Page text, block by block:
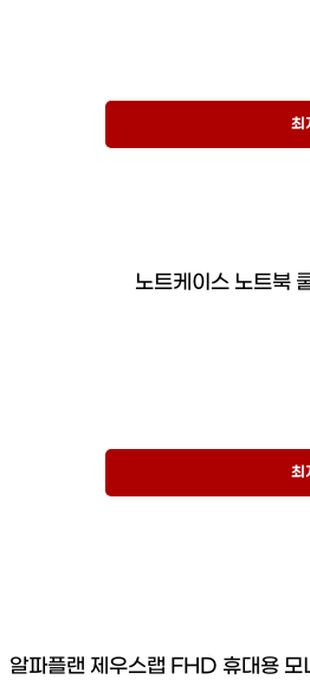
최
노트케이스 노트북
최
알파플랜 제우스랩 FHD 휴대용